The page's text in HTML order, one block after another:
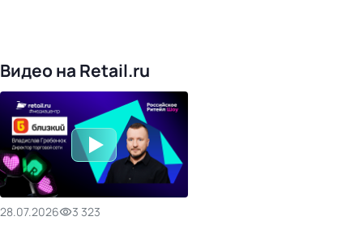
Видео на Retail.ru
28.07.2026
3 323